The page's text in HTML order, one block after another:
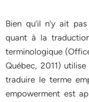
Bien qu’il n’y ait
quant à la
terminologique
Québec, 2011)
traduire le terme
empowerment est